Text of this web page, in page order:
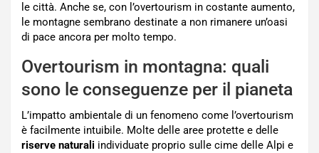
le città. Anche se, con l’overtourism in costante aumento,
le montagne sembrano destinate a non rimanere un’oasi
di pace ancora per molto tempo.
Overtourism in montagna: quali
sono le conseguenze per il pianeta
L’impatto ambientale di un fenomeno come l’overtourism
è facilmente intuibile. Molte delle aree protette e delle
riserve naturali individuate proprio sulle cime delle Alpi e